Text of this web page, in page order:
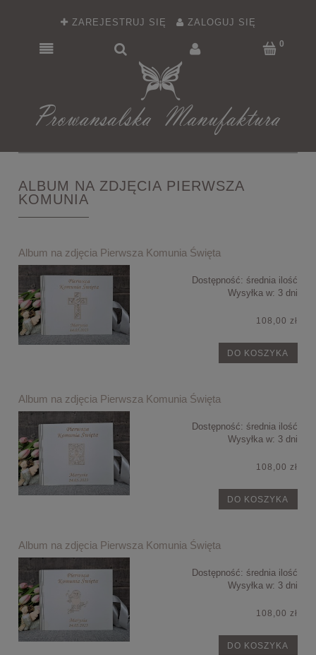
ZAREJESTRUJ SIĘ ZALOGUJ SIĘ
ALBUM NA ZDJĘCIA PIERWSZA
KOMUNIA
Album na zdjęcia Pierwsza Komunia Święta
Dostępność: średnia ilość
Wysyłka w: 3 dni
108,00 zł
DO KOSZYKA
Album na zdjęcia Pierwsza Komunia Święta
Dostępność: średnia ilość
Wysyłka w: 3 dni
108,00 zł
DO KOSZYKA
Album na zdjęcia Pierwsza Komunia Święta
Dostępność: średnia ilość
Wysyłka w: 3 dni
108,00 zł
DO KOSZYKA